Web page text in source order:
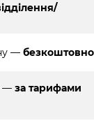
— безкоштовно
— за тарифами